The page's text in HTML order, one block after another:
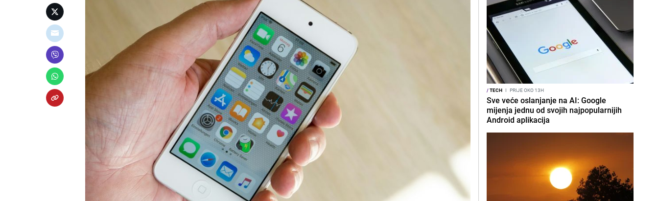
/TECH I PRIJE OKO 13H
Sve veće oslanjanje na AI: Google
mijenja jednu od svojih najpopularnijih
Android aplikacija